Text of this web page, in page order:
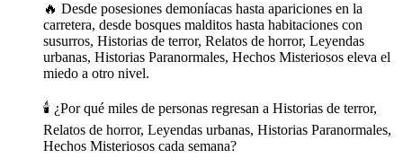
🔥 Desde posesiones demoníacas hasta apariciones en la
carretera, desde bosques malditos hasta habitaciones con
susurros, Historias de terror, Relatos de horror, Leyendas
urbanas, Historias Paranormales, Hechos Misteriosos eleva el
miedo a otro nivel.
🕯️ ¿Por qué miles de personas regresan a Historias de terror,
Relatos de horror, Leyendas urbanas, Historias Paranormales,
Hechos Misteriosos cada semana?